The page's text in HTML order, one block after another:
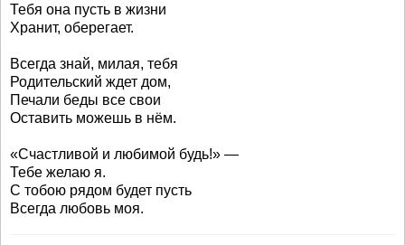
Тебя она пусть в жизни
Хранит, оберегает.
Всегда знай, милая, тебя
Родительский ждет дом,
Печали беды все свои
Оставить можешь в нём.
«Счастливой и любимой будь!» —
Тебе желаю я.
С тобою рядом будет пусть
Всегда любовь моя.